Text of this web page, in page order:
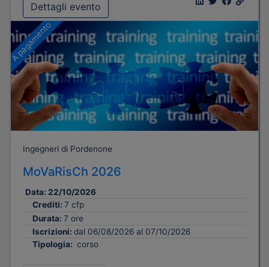
Dettagli evento
A pagamento
Ingegneri di Pordenone
MoVaRisCh 2026
Data: 22/10/2026
Crediti: 7 cfp
Durata: 7 ore
Iscrizioni: dal 06/08/2026 al 07/10/2026
Tipologia: corso